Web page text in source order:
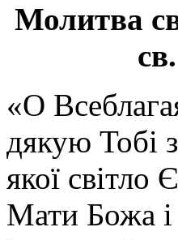
Молитва
«О
дякую Тобі
якої світло
Мати Божа